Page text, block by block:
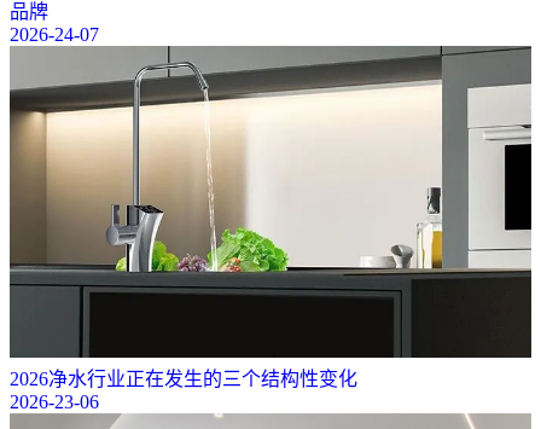
品牌
2026-24-07
2026净水行业正在发生的三个结构性变化
2026-23-06